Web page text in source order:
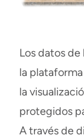
Los datos de
la
la
protegidos
A través de